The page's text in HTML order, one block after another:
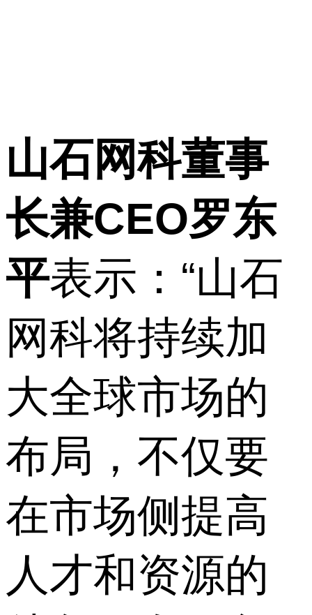
山石网科董事
长兼CEO罗东
平表示：“山石
网科将持续加
大全球市场的
布局，不仅要
在市场侧提高
人才和资源的